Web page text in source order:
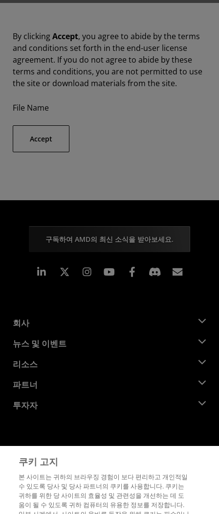
By clickingAccept, you agree to abide by the terms
and conditions set forth in the end-user license
agreement. If you do not agree to abide by these
terms and conditions, you are not permitted to use
the site or download materials from the site.
File Name
Accept
구독하여 AMD의 최신 소식을 받아보세요.
Linkedin Instagram Facebook
회사
AMD 소개
기업의 사회적 책임
채용
문의하기
뉴스 및 이벤트
뉴스룸
미디어 라이브러리
리소스
개발자 센트럴
사례 연구
파트너
AMD 파트너 허브
투자자
이사위원회
거버넌스 문서
SEC 신고서
상표
공급망 투명성
공정 및 공개 경쟁
영국 세금 전략
쿠키 고지
본 사이트는 귀하의 브라우징 경험이 보다 편리하고 개인적일
수 있도록 당사 및 당사 파트너의 쿠키를 사용합니다. 쿠키는
귀하를 위한 당 사이트의 효율성 및 관련성을 개선하는 데 도
움이 될 수 있도록 귀하 컴퓨터의 유용한 정보를 저장합니다.